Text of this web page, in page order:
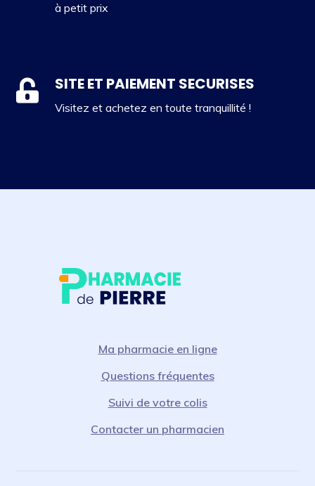
à petit prix
SITE ET PAIEMENT SECURISES
Visitez et achetez en toute tranquillité !
Ma pharmacie en ligne
Questions fréquentes
Suivi de votre colis
Contacter un pharmacien